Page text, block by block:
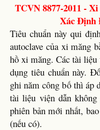
TCVN 8877-2011 -
Xác Định
Tiêu chuẩn này qui
autoclave của xi măng
hồ xi măng. Các tài
dụng tiêu chuẩn này.
ghi năm công bố thì áp
tài liệu viện dẫn
phiên bản mới nhất,
(nếu có).